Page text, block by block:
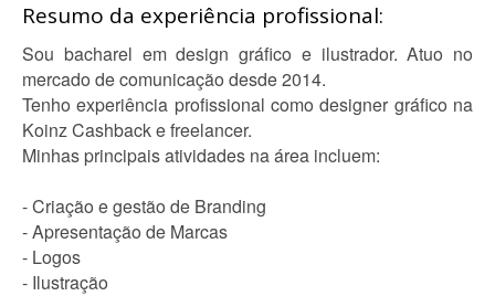
Resumo da experiência profissional:
Sou bacharel em design gráfico e ilustrador. Atuo no
mercado de comunicação desde 2014.
Tenho experiência profissional como designer gráfico na
Koinz Cashback e freelancer.
Minhas principais atividades na área incluem:
- Criação e gestão de Branding
- Apresentação de Marcas
- Logos
- Ilustração